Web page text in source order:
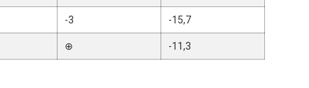
-3 -15,7
⊕ -11,3